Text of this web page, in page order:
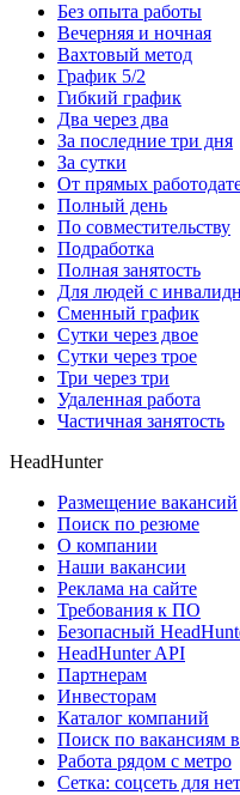
Без опыта работы
Вечерняя и ночная
Вахтовый метод
График 5/2
Гибкий график
Два через два
За последние три дня
За сутки
От прямых
Полный день
По совместительству
Подработка
Полная занятость
Для людей с
Сменный график
Сутки через двое
Сутки через трое
Три через три
Удаленная работа
Частичная занятость
HeadHunter
Размещение вакансий
Поиск по резюме
О компании
Наши вакансии
Реклама на сайте
Требования к ПО
Безопасный
HeadHunter API
Партнерам
Инвесторам
Каталог компаний
Поиск по вакансиям
Работа рядом с метро
Сетка: соцсеть для